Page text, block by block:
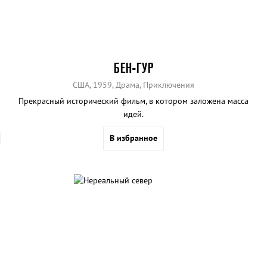
БЕН-ГУР
США, 1959, Драма, Приключения
Прекрасный исторический фильм, в котором заложена масса
идей.
В избранное